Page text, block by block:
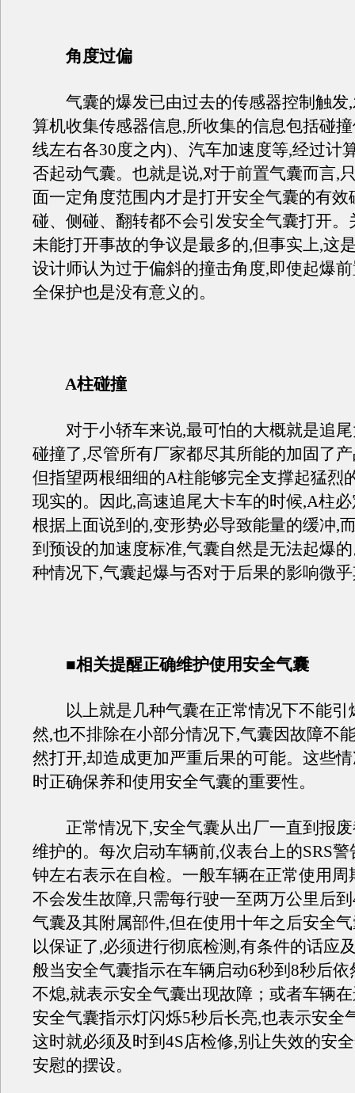
角度过偏
气囊的爆发已由过去的传感器控制触发,
算机收集传感器信息,所收集的信息包括碰
线左右各30度之内)、汽车加速度等,经过计
否起动气囊。也就是说,对于前置气囊而言,
面一定角度范围内才是打开安全气囊的有效
碰、侧碰、翻转都不会引发安全气囊打开。
未能打开事故的争议是最多的,但事实上,这
设计师认为过于偏斜的撞击角度,即使起爆
全保护也是没有意义的。
A柱碰撞
对于小轿车来说,最可怕的大概就是追尾
碰撞了,尽管所有厂家都尽其所能的加固了
但指望两根细细的A柱能够完全支撑起猛烈
现实的。因此,高速追尾大卡车的时候,A柱
根据上面说到的,变形势必导致能量的缓冲,
到预设的加速度标准,气囊自然是无法起爆
种情况下,气囊起爆与否对于后果的影响微
■相关提醒正确维护使用安全气囊
以上就是几种气囊在正常情况下不能引
然,也不排除在小部分情况下,气囊因故障不
然打开,却造成更加严重后果的可能。这些
时正确保养和使用安全气囊的重要性。
正常情况下,安全气囊从出厂一直到报废
维护的。每次启动车辆前,仪表台上的SRS
钟左右表示在自检。一般车辆在正常使用周
不会发生故障,只需每行驶一至两万公里后
气囊及其附属部件,但在使用十年之后安全
以保证了,必须进行彻底检测,有条件的话应
般当安全气囊指示在车辆启动6秒到8秒后
不熄,就表示安全气囊出现故障；或者车辆
安全气囊指示灯闪烁5秒后长亮,也表示安全
这时就必须及时到4S店检修,别让失效的安
安慰的摆设。